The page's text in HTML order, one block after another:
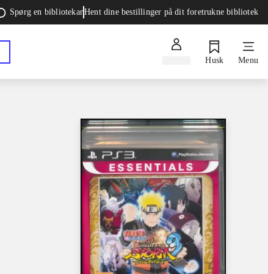
Spørg en bibliotekarHent dine bestillinger på dit foretrukne bibliotek
Husk Menu